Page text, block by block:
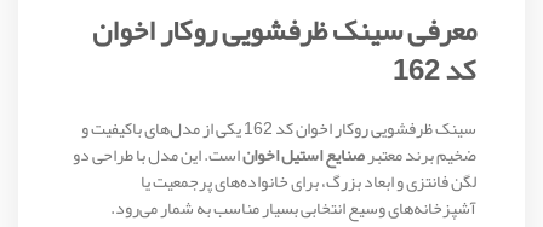
معرفی سینک ظرفشویی روکار اخوان
کد 162
سینک ظرفشویی روکار اخوان کد 162 یکی از مدل‌های باکیفیت و
ضخیم برند معتبرصنایع استیل اخواناست. این مدل با طراحی دو
لگن فانتزی و ابعاد بزرگ، برای خانواده‌های پرجمعیت یا
آشپزخانه‌های وسیع انتخابی بسیار مناسب به شمار می‌رود.